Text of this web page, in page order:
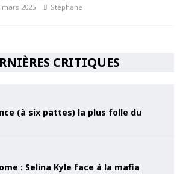
mars 2025 Stéphane
CRITIQUES
(à six pattes) la plus folle du
: Selina Kyle face à la mafia